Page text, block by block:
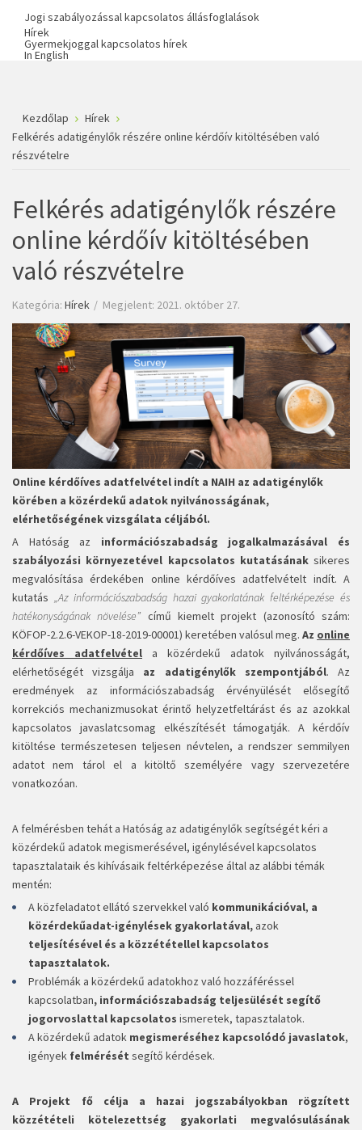
Jogi szabályozással kapcsolatos állásfoglalások
Hírek
Gyermekjoggal kapcsolatos hírek
In English
Kezdőlap
Hírek
Felkérés adatigénylők részére online kérdőív kitöltésében való
részvételre
Felkérés adatigénylők részére
online kérdőív kitöltésében
való részvételre
Kategória: Hírek Megjelent: 2021. október 27.
Online kérdőíves adatfelvétel indít a NAIH az adatigénylők
körében a közérdekű adatok nyilvánosságának,
elérhetőségének vizsgálata céljából.
A Hatóság az információszabadság jogalkalmazásával és
szabályozási környezetével kapcsolatos kutatásánaksikeres
megvalósítása érdekében online kérdőíves adatfelvételt indít. A
kutatás „Az információszabadság hazai gyakorlatának feltérképezése és
hatékonyságának növelése” című kiemelt projekt (azonosító szám:
KÖFOP-2.2.6-VEKOP-18-2019-00001) keretében valósul meg. Az online
kérdőíves adatfelvétel a közérdekű adatok nyilvánosságát,
elérhetőségét vizsgálja az adatigénylők szempontjából. Az
eredmények az információszabadság érvényülését elősegítő
korrekciós mechanizmusokat érintő helyzetfeltárást és az azokkal
kapcsolatos javaslatcsomag elkészítését támogatják. A kérdőív
kitöltése természetesen teljesen névtelen, a rendszer semmilyen
adatot nem tárol el a kitöltő személyére vagy szervezetére
vonatkozóan.
A felmérésben tehát a Hatóság az adatigénylők segítségét kéri a
közérdekű adatok megismerésével, igénylésével kapcsolatos
tapasztalataik és kihívásaik feltérképezése által az alábbi témák
mentén:
A közfeladatot ellátó szervekkel való kommunikációval, a
közérdekűadat-igénylések gyakorlatával, azok
teljesítésével és a közzététellel kapcsolatos
tapasztalatok.
Problémák a közérdekű adatokhoz való hozzáféréssel
kapcsolatban, információszabadság teljesülését segítő
jogorvoslattal kapcsolatos ismeretek, tapasztalatok.
Aközérdekű adatok megismeréséhez kapcsolódó javaslatok,
igények felmérését segítő kérdések.
A Projekt fő
célja a hazai jogszabályokban rögzített
közzétételi kötelezettség gyakorlati megvalósulásának